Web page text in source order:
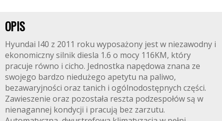
OPIS
Hyundai I40 z 2011 roku wyposażony jest w niezawodny i
ekonomiczny silnik diesla 1.6 o mocy 116KM, który
pracuje równo i cicho. Jednostka napędowa znana ze
swojego bardzo niedużego apetytu na paliwo,
bezawaryjności oraz tanich i ogólnodostępnych części.
Zawieszenie oraz pozostała reszta podzespołów są w
nienagannej kondycji i pracują bez zarzutu.